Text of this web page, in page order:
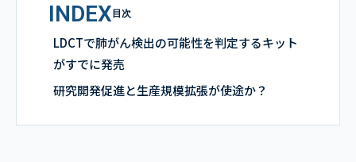
INDEX 目次
LDCTで肺がん検出の可能性を判定するキット
がすでに発売
研究開発促進と生産規模拡張が使途か？